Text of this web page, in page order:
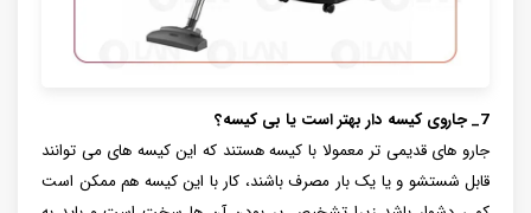
7_ جاروی کیسه دار بهتر است یا بی کیسه؟
جارو های قدیمی تر معمولا با کیسه هستند که این کیسه های می توانند
قابل شستشو و یا یک بار مصرف باشند، کار با این کیسه هم ممکن است